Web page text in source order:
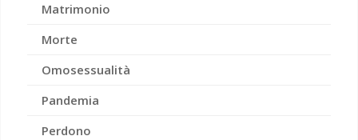
Matrimonio
Morte
Omosessualità
Pandemia
Perdono